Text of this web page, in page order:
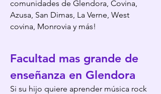
comunidades de Glendora, Covina,
Azusa, San Dimas, La Verne, West
covina, Monrovia y más!
Facultad mas grande de
enseñanza en Glendora
Si su hijo quiere aprender música rock